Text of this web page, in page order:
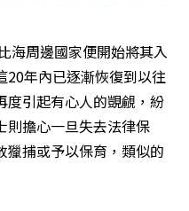
海周邊國家便開始將其入
20年內已逐漸恢復到以往
度引起有心人的覬覦，紛
則擔心一旦失去法律保
獵捕或予以保育，類似的